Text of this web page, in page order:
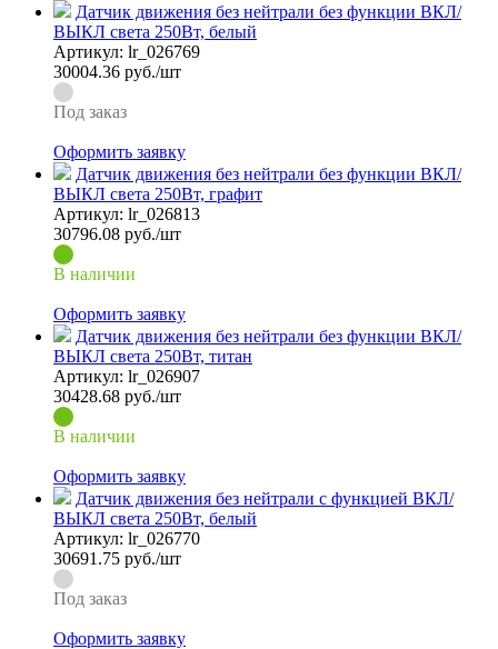
Датчик движения без нейтрали без функции ВКЛ/
ВЫКЛ света 250Вт, белый
Артикул: lr_026769
30004.36 руб./шт
Под заказ
Оформить заявку
Датчик движения без нейтрали без функции ВКЛ/
ВЫКЛ света 250Вт, графит
Артикул: lr_026813
30796.08 руб./шт
В наличии
Оформить заявку
Датчик движения без нейтрали без функции ВКЛ/
ВЫКЛ света 250Вт, титан
Артикул: lr_026907
30428.68 руб./шт
В наличии
Оформить заявку
Датчик движения без нейтрали с функцией ВКЛ/
ВЫКЛ света 250Вт, белый
Артикул: lr_026770
30691.75 руб./шт
Под заказ
Оформить заявку